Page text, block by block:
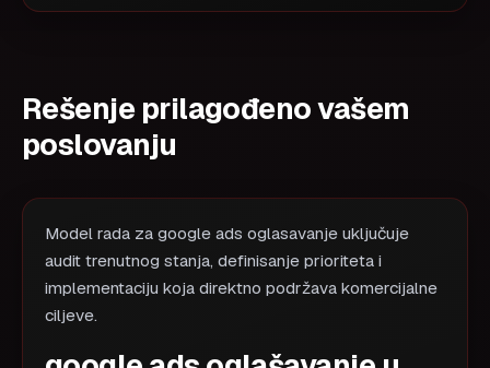
Rešenje prilagođeno vašem
poslovanju
Model rada za google ads oglasavanje uključuje
audit trenutnog stanja, definisanje prioriteta i
implementaciju koja direktno podržava komercijalne
ciljeve.